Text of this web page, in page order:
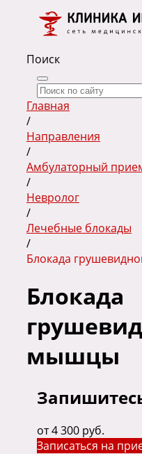
Поиск
Главная
/
Направления
/
Амбулаторный
/
Невролог
/
Лечебные блокады
/
Блокада
Блокада
мышцы
от 4 300 руб.
Записаться на